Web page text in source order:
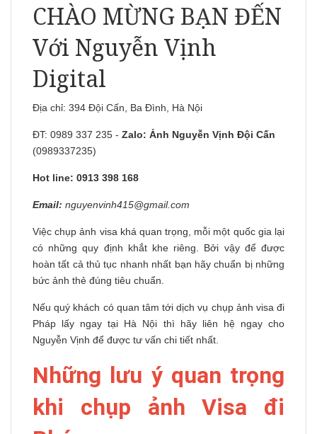
CHÀO MỪNG BẠN ĐẾN
Với Nguyễn Vịnh
Digital
Địa chỉ: 394 Đội Cấn, Ba Đình, Hà Nội
ĐT: 0989 337 235 - Zalo: Ảnh Nguyễn Vịnh Đội Cấn
(0989337235)
Hot line: 0913 398 168
Email: nguyenvinh415@gmail.com
Việc chụp ảnh visa khá quan trọng, mỗi một quốc gia lại
có những quy định khắt khe riêng. Bởi vậy để được
hoàn tất cả thủ tục nhanh nhất bạn hãy chuẩn bị những
bức ảnh thẻ đúng tiêu chuẩn.
Nếu quý khách có quan tâm tới dịch vụ chụp ảnh visa đi
Pháp lấy ngay tại Hà Nội thì hãy liên hệ ngay cho
Nguyễn Vịnh để được tư vấn chi tiết nhất.
Những lưu ý quan trọng
khi chụp ảnh Visa đi